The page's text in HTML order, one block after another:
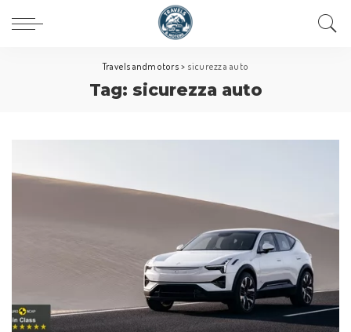
Travelsandmotors > sicurezza auto
Tag: sicurezza auto